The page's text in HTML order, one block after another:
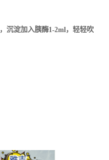
，沉淀加入胰酶1-2ml，轻轻吹